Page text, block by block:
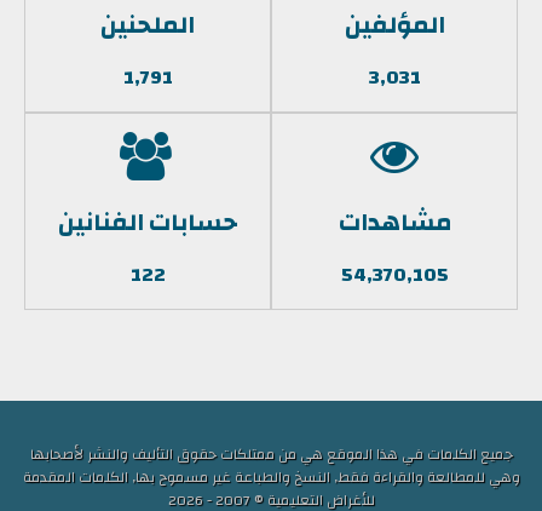
المؤلفين
3,031
الملحنين
1,791
مشاهدات
54,370,105
حسابات الفنانين
122
جميع الكلمات في هذا الموقع هي من ممتلكات حقوق التأليف والنشر لأصحابها
وهي للمطالعة والقراءة فقط, النسخ والطباعة غير مسموح بها, الكلمات المقدمة
للأغراض التعليمية © 2007 - 2026